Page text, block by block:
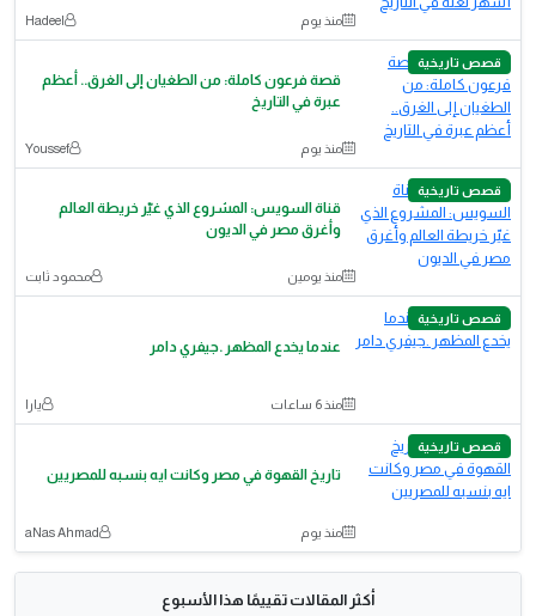
منذ يوم Hadeel
قصص تاريخية
قصة فرعون كاملة: من الطغيان إلى الغرق.. أعظم
عبرة في التاريخ
منذ يوم Youssef
قصص تاريخية
قناة السويس: المشروع الذي غيّر خريطة العالم
وأغرق مصر في الديون
منذ يومين محمود ثابت
قصص تاريخية
عندما يخدع المظهر .جيفري دامر
منذ 6 ساعات يارا
قصص تاريخية
تاريخ القهوة في مصر وكانت ايه بنسبه للمصريين
منذ يوم aNas Ahmad
أكثر المقالات تقييمًا هذا الأسبوع